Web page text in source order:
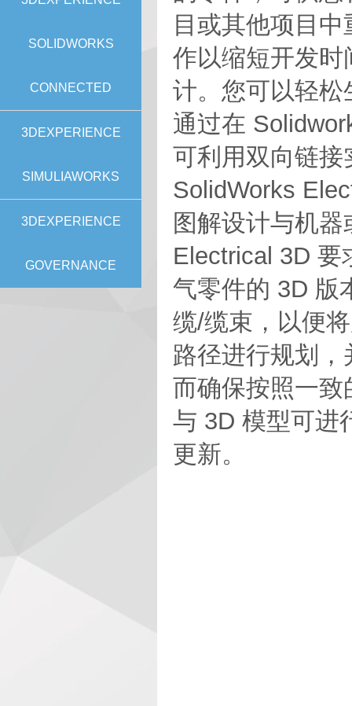
SOLIDWORKS
CONNECTED
3DEXPERIENCE
SIMULIAWORKS
3DEXPERIENCE
GOVERNANCE
目或其他项目
作以缩短开发
计。您可以轻松
通过在
可利用双向链
SolidWorks
图解设计与机
Electrical 3D 要
气零件的 3D 版
缆/缆束，以便
路径进行规划
而确保按照一
与 3D 模型可进
更新。